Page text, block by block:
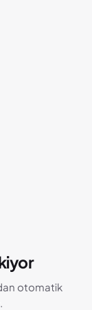
otomatik